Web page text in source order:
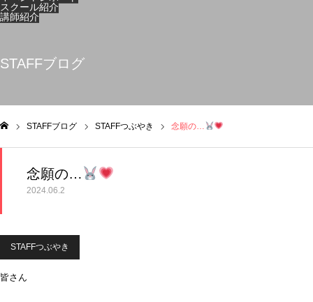
スクール紹介
講師紹介
STAFFブログ
STAFFブログ STAFFつぶやき 念願の…
念願の…
2024.06.2
STAFFつぶやき
皆さん